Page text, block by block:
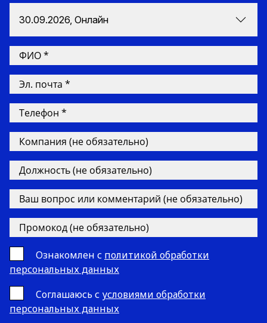
30.09.2026, Онлайн
Ознакомлен с политикой обработки
персональных данных
Cоглашаюсь с условиями обработки
персональных данных